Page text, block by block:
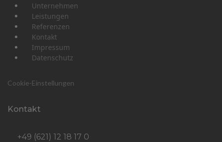
Unternehmen
Leistungen
Referenzen
Kontakt
Impressum
Datenschutz
Cookie-Einstellungen
Kontakt
+49 (621) 12 18 17 0